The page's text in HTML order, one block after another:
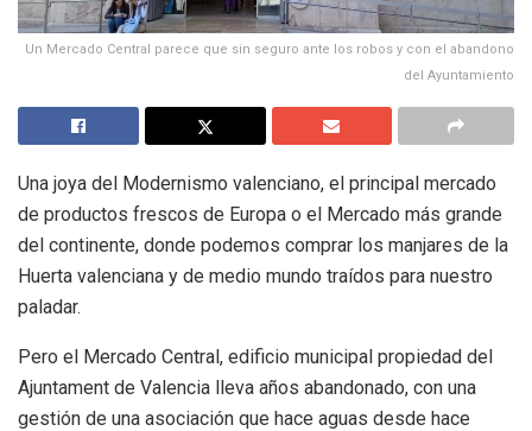
Un Mercado Central parece que sin seguro ante los robos y con el abandono
del Ayuntamiento
Una joya del Modernismo valenciano, el principal mercado
de productos frescos de Europa o el Mercado más grande
del continente, donde podemos comprar los manjares de la
Huerta valenciana y de medio mundo traídos para nuestro
paladar.
Pero el Mercado Central, edificio municipal propiedad del
Ajuntament de Valencia lleva años abandonado, con una
gestión de una asociación que hace aguas desde hace